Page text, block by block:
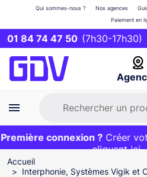
01 84 74 47 50 (7h30-17h30)
Qui sommes-nous ? Nos agences
Paiement en
Première commande ?20€
et livraison 24/48h gratuite
connexion ? Créer
cliquant ici
EXCLU WEB :
Accueil
Interphonie, Systèmes Vigik et